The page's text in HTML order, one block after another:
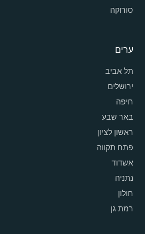
סורוקה
ערים
תל אביב
ירושלים
חיפה
באר שבע
ראשון לציון
פתח תקווה
אשדוד
נתניה
חולון
רמת גן